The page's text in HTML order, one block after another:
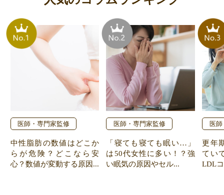
医師・専門家監修
中性脂肪の数値はどこか
らが危険？どこなら安
心？数値が変動する原因...
医師・専門家監修
「寝ても寝ても眠い…」
は50代女性に多い！？強
い眠気の原因やセル...
医
更年
てい
LDL